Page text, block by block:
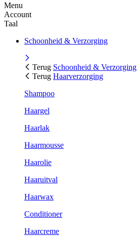
Menu
Account
Taal
Schoonheid & Verzorging
Terug Schoonheid & Verzorging
Terug Haarverzorging
Shampoo
Haargel
Haarlak
Haarmousse
Haarolie
Haaruitval
Haarwax
Conditioner
Haarcreme